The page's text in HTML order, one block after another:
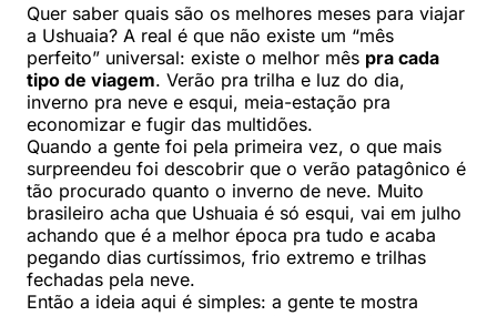
Quer saber quais são os melhores meses para viajar
a Ushuaia? A real é que não existe um “mês
perfeito” universal: existe o melhor mês pra cada
tipo de viagem. Verão pra trilha e luz do dia,
inverno pra neve e esqui, meia-estação pra
economizar e fugir das multidões.
Quando a gente foi pela primeira vez, o que mais
surpreendeu foi descobrir que o verão patagônico é
tão procurado quanto o inverno de neve. Muito
brasileiro acha que Ushuaia é só esqui, vai em julho
achando que é a melhor época pra tudo e acaba
pegando dias curtíssimos, frio extremo e trilhas
fechadas pela neve.
Então a ideia aqui é simples: a gente te mostra